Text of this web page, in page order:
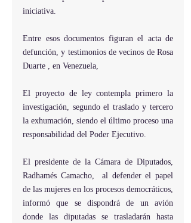
iniciativa.
Entre esos documentos figuran el acta de
defunción, y testimonios de vecinos de Rosa
Duarte , en Venezuela,
El proyecto de ley contempla primero la
investigación, segundo el traslado y tercero
la exhumación, siendo el último proceso una
responsabilidad del Poder Ejecutivo.
El presidente de la Cámara de Diputados,
Radhamés Camacho,  al defender el papel
de las mujeres en los procesos democráticos,
informó que se dispondrá de un avión
donde las diputadas se trasladarán hasta